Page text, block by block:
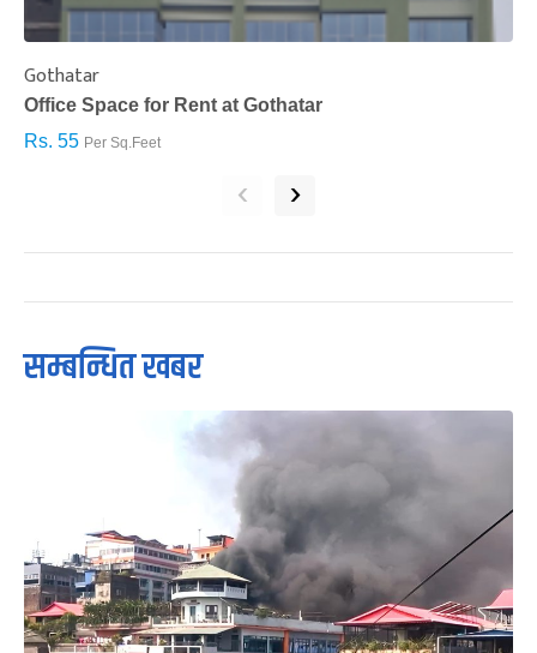
Gothatar
Office Space for Rent at Gothatar
Rs. 55 Per Sq.Feet
‹ ›
सम्बन्धित खबर